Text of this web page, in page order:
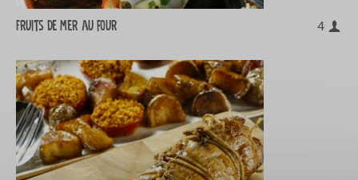
Fruits de mer au four 4